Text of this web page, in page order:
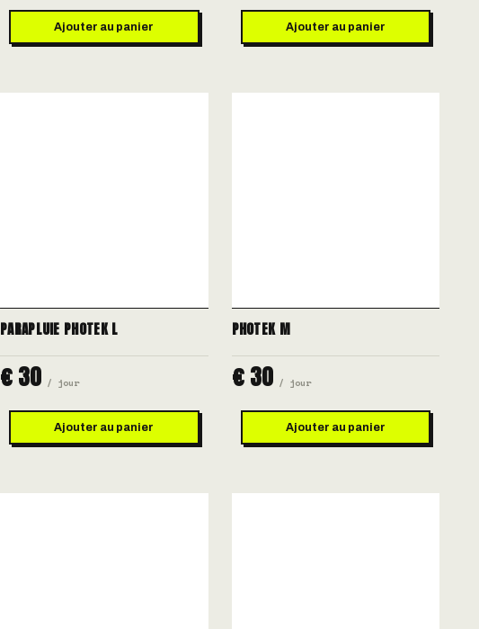
Ajouter au panier Ajouter au panier
PARAPLUIE PHOTEK L
€ 30 / jour
Ajouter au panier
PHOTEK M
€ 30 / jour
Ajouter au panier